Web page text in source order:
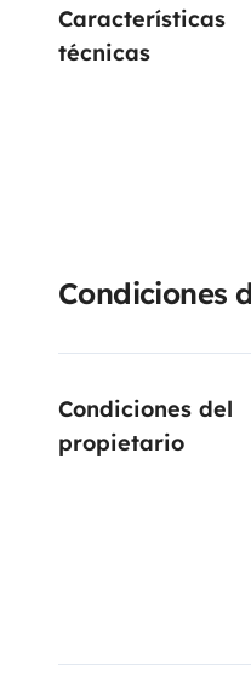
Características
técnicas
Condiciones
Condiciones del
propietario